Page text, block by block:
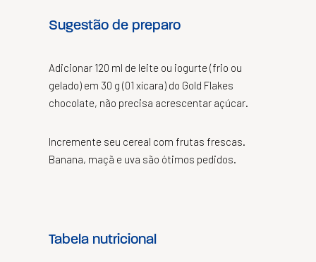
Sugestão de preparo
Adicionar 120 ml de leite ou iogurte (frio ou
gelado) em 30 g (01 xícara) do Gold Flakes
chocolate, não precisa acrescentar açúcar.
Incremente seu cereal com frutas frescas.
Banana, maçã e uva são ótimos pedidos.
Tabela nutricional